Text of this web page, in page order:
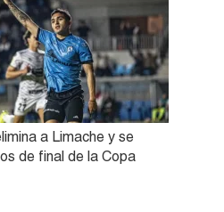
a Limache y se
de final de la Copa